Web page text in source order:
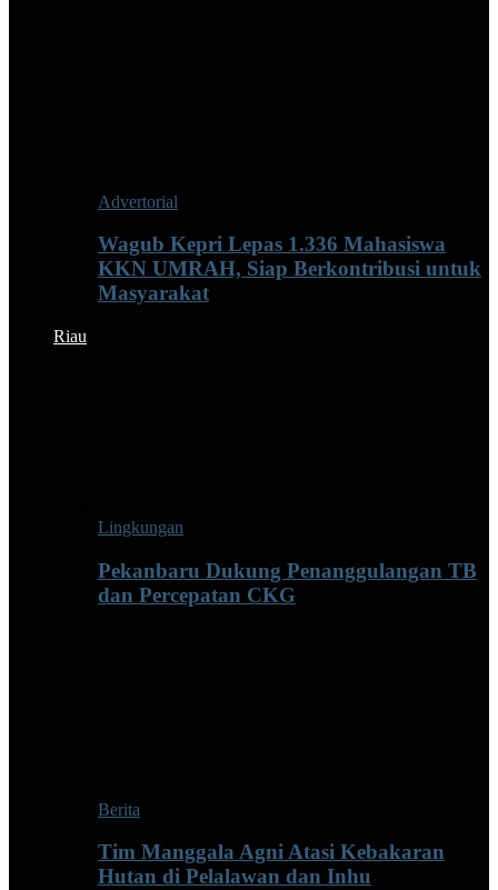
Advertorial
Wagub Kepri Lepas 1.336 Mahasiswa
KKN UMRAH, Siap Berkontribusi untuk
Masyarakat
Riau
Lingkungan
Pekanbaru Dukung Penanggulangan TB
dan Percepatan CKG
Berita
Tim Manggala Agni Atasi Kebakaran
Hutan di Pelalawan dan Inhu